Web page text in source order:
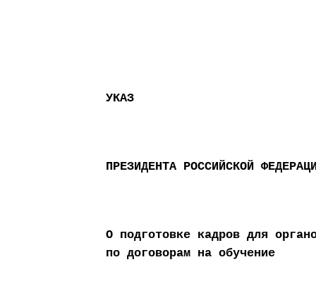
УКАЗ
ПРЕЗИДЕНТА РОССИЙСКОЙ
О подготовке кадров для
по договорам на обучение